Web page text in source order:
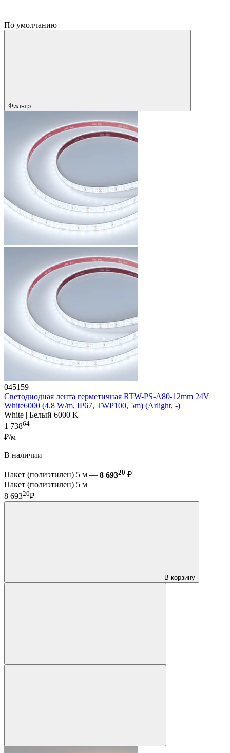
По умолчанию
Фильтр
045159
Светодиодная лента герметичная RTW-PS-A80-12mm 24V
White6000 (4.8 W/m, IP67, TWP100, 5m) (Arlight, -)
White | Белый 6000 K
1 73864
₽/м
В наличии
Пакет (полиэтилен) 5 м — 8 69320 ₽
Пакет (полиэтилен) 5 м
8 69320₽
В корзину